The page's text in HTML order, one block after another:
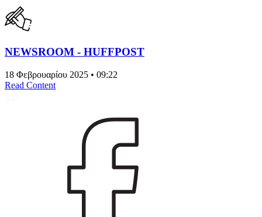
NEWSROOM - HUFFPOST
18 Φεβρουαρίου 2025 • 09:22
Read Content